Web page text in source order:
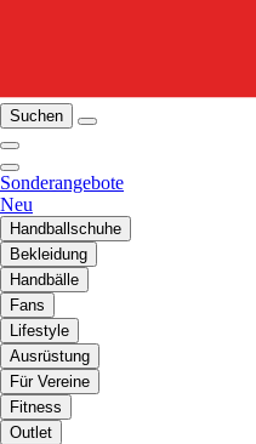
Suchen
Sonderangebote
Neu
Handballschuhe
Bekleidung
Handbälle
Fans
Lifestyle
Ausrüstung
Für Vereine
Fitness
Outlet